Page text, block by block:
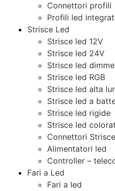
Connettori profili
Profili led
Strisce Led
Strisce led 12V
Strisce led 24V
Strisce led
Strisce led RGB
Strisce led alta
Strisce led a
Strisce led rigide
Strisce led
Connettori
Alimentatori led
Controller –
Fari a Led
Fari a led